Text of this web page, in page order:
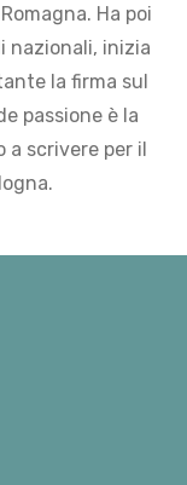
Ha poi
nazionali, inizia
la firma sul
passione è la
a scrivere per il